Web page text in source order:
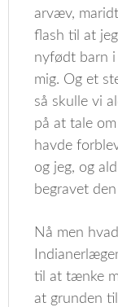
arvæv,
flash til at
nyfødt barn i
mig. Og et
så skulle vi
på at tale
havde
og jeg, og
begravet
Nå men
til at tænke
at grunden